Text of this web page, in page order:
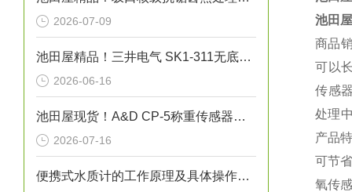
2026-07-09
池田屋精品！三井电气 SK1-311无底纸标签打印机 参数介绍
2026-06-16
池田屋现货！A&D CP-5称重传感器技术
2026-07-16
便携式水质计的工作原理及具体操作步骤
池田
商品
可以
传感
处理
产品
可节
氧传